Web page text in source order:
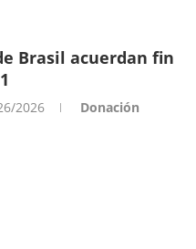
Brasil acuerdan fin
2026 Donación